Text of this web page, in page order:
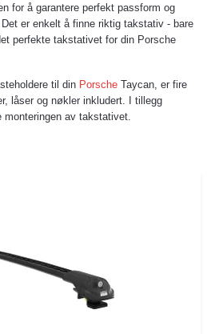
for å garantere perfekt passform og
er enkelt å finne riktig takstativ - bare
perfekte takstativet for din Porsche
til din Porsche Taycan, er fire
låser og nøkler inkludert. I tillegg
av takstativet.